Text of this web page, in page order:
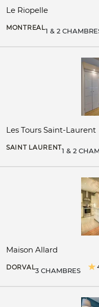
Le Riopelle
MONTREAL1 & 2
Les Tours Saint-Laurent
SAINT LAURENT1 & 2
Maison Allard
DORVAL3 CHAMBRES